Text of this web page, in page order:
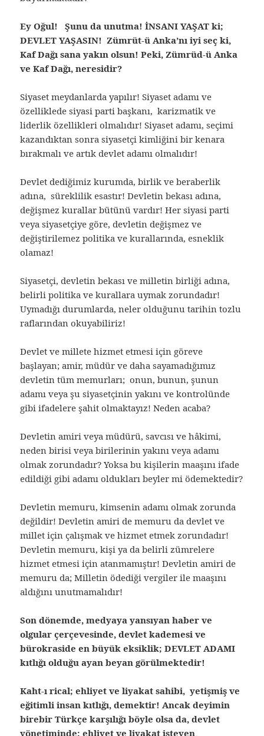
Ey Oğul! Şunu da unutma! İNSANI YAŞAT ki;
DEVLET YAŞASIN! Zümrüt-ü Anka’nı iyi seç ki,
Kaf Dağı sana yakın olsun! Peki, Zümrüd-ü Anka
ve Kaf Dağı, neresidir?
Siyaset meydanlarda yapılır! Siyaset adamı ve
özelliklede siyasi parti başkanı, karizmatik ve
liderlik özellikleri olmalıdır! Siyaset adamı, seçimi
kazandıktan sonra siyasetçi kimliğini bir kenara
bırakmalı ve artık devlet adamı olmalıdır!
Devlet dediğimiz kurumda, birlik ve beraberlik
adına, süreklilik esastır! Devletin bekası adına,
değişmez kurallar bütünü vardır! Her siyasi parti
veya siyasetçiye göre, devletin değişmez ve
değiştirilemez politika ve kurallarında, esneklik
olamaz!
Siyasetçi, devletin bekası ve milletin birliği adına,
belirli politika ve kurallara uymak zorundadır!
Uymadığı durumlarda, neler olduğunu tarihin tozlu
raflarından okuyabiliriz!
Devlet ve millete hizmet etmesi için göreve
başlayan; amir, müdür ve daha sayamadığımız
devletin tüm memurları; onun, bunun, şunun
adamı veya şu siyasetçinin yakını ve kontrolünde
gibi ifadelere şahit olmaktayız! Neden acaba?
Devletin amiri veya müdürü, savcısı ve hâkimi,
neden birisi veya birilerinin yakını veya adamı
olmak zorundadır? Yoksa bu kişilerin maaşını ifade
edildiği gibi adamı oldukları beyler mi ödemektedir?
Devletin memuru, kimsenin adamı olmak zorunda
değildir! Devletin amiri de memuru da devlet ve
millet için çalışmak ve hizmet etmek zorundadır!
Devletin memuru, kişi ya da belirli zümrelere
hizmet etmesi için atanmamıştır! Devletin amiri de
memuru da; Milletin ödediği vergiler ile maaşını
aldığını unutmamalıdır!
Son dönemde, medyaya yansıyan haber ve
olgular çerçevesinde, devlet kademesi ve
bürokraside en büyük eksiklik; DEVLET ADAMI
kıtlığı olduğu ayan beyan görülmektedir!
Kaht-ı rical; ehliyet ve liyakat sahibi, yetişmiş ve
eğitimli insan kıtlığı, demektir! Ancak deyimin
birebir Türkçe karşılığı böyle olsa da, devlet
yönetiminde; ehliyet ve liyakat isteyen